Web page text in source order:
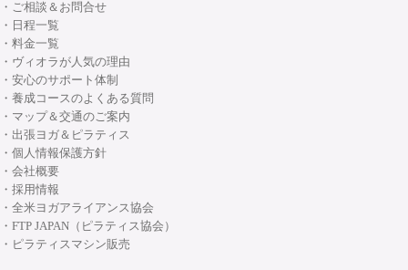
大阪府大阪市中央区安土町3丁目2番4号 JUST本町ビル5F
TEL: 06-6926-8422
リフォーマースタジオ
・Basic Chair インストラクター資格コース
・ブラッシュアップセミナー
・リフォーマーブラッシュアップセミナー
・ピラティス解剖学インストラクター資格コース
・ピラティス解剖学【足部編】インストラクター資格コース
・骨盤底筋群機能改善インストラクター資格コース
・ピラティス プロップスコース
・ピラティスリング指導者養成コース
・産後ヨガ インストラクターコース
・シニアヨガ インストラクターコース
・アシュタンガヨガ イマージョンコース
・呼吸と瞑想コース
・リストラティブメソッド養成コース
・ヨーガ哲学コース
・リンパマッサージコース
・ヨガ解剖学コース
・アーユルヴェーダを知る
・アーユルヴェーダを深める
・ご相談＆お問合せ
・日程一覧
・料金一覧
・ヴィオラが人気の理由
・安心のサポート体制
・養成コースのよくある質問
・マップ＆交通のご案内
・出張ヨガ＆ピラティス
・個人情報保護方針
・会社概要
・採用情報
・全米ヨガアライアンス協会
・FTP JAPAN（ピラティス協会）
・ピラティスマシン販売